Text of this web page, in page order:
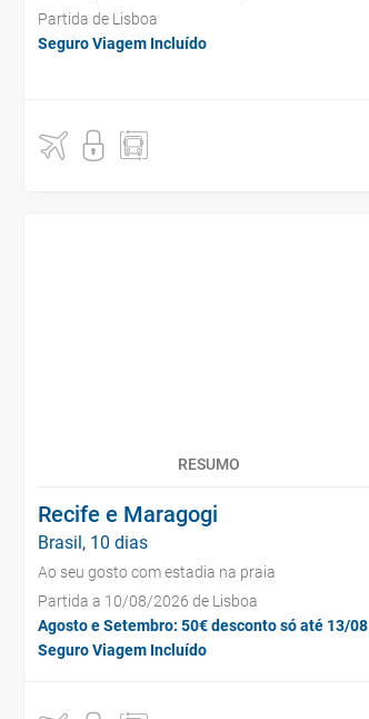
Partida de Lisboa
Seguro Viagem Incluído
RESUMO
Recife e Maragogi
Brasil, 10 dias
Ao seu gosto com estadia na praia
Partida a 10/08/2026 de Lisboa
Agosto e Setembro: 50€ desconto só até 13/08
Seguro Viagem Incluído